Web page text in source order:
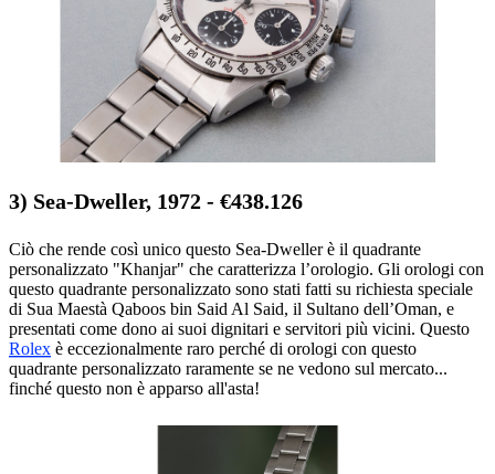
3) Sea-Dweller, 1972 - €438.126
Ciò che rende così unico questo Sea-Dweller è il quadrante
personalizzato "Khanjar" che caratterizza l’orologio. Gli orologi con
questo quadrante personalizzato sono stati fatti su richiesta speciale
di Sua Maestà Qaboos bin Said Al Said, il Sultano dell’Oman, e
presentati come dono ai suoi dignitari e servitori più vicini. Questo
Rolex è eccezionalmente raro perché di orologi con questo
quadrante personalizzato raramente se ne vedono sul mercato...
finché questo non è apparso all'asta!